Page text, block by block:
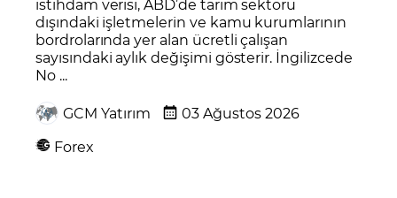
istihdam verisi, ABD’de tarım sektörü
dışındaki işletmelerin ve kamu kurumlarının
bordrolarında yer alan ücretli çalışan
sayısındaki aylık değişimi gösterir. İngilizcede
No ...
GCM Yatırım
03 Ağustos 2026
Forex